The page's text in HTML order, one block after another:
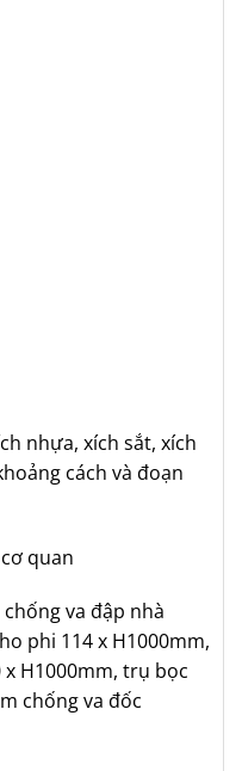
nhựa, xích sắt, xích
cách và đoạn
quan
va đập nhà
phi 114 x H1000mm,
H1000mm, trụ bọc
chống va đốc